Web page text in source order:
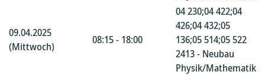
09.04.2025
(Mittwoch)
08:15 - 18:00
04 230;04 422;04
426;04 432;05
136;05 514;05 522
2413 - Neubau
Physik/Mathematik